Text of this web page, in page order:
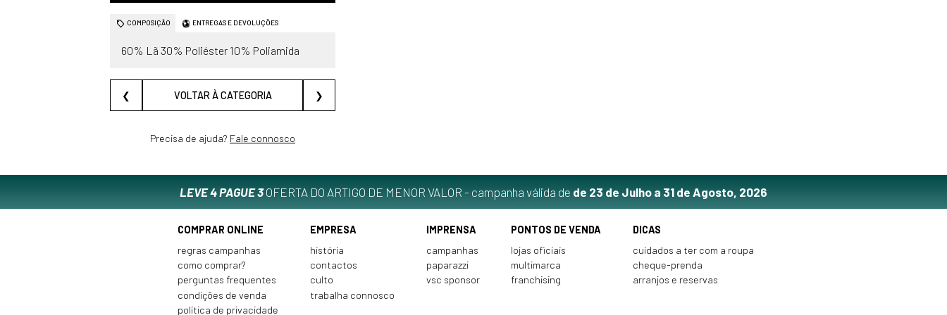
COMPOSIÇÃO ENTREGAS E DEVOLUÇÕES
60% Lã 30% Poliéster 10% Poliamida
❮ VOLTAR À CATEGORIA ❯
Precisa de ajuda? Fale connosco
LEVE 4 PAGUE 3OFERTA DO ARTIGO DE MENOR VALOR - campanha válida de de 23 de Julho a 31 de Agosto, 2026
COMPRAR ONLINE
regras campanhas
como comprar?
perguntas frequentes
condições de venda
política de privacidade
EMPRESA
história
contactos
culto
trabalha connosco
IMPRENSA
campanhas
paparazzi
vsc sponsor
PONTOS DE VENDA
lojas oficiais
multimarca
franchising
DICAS
cuidados a ter com a roupa
cheque-prenda
arranjos e reservas